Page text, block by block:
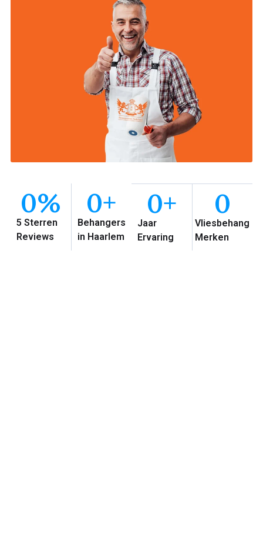
5 Sterren
Reviews
0%
Behangers
in Haarlem
0+
Jaar
Ervaring
0+
Vliesbehang
Merken
0